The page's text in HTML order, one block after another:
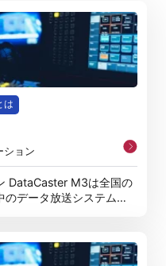
は
ション
DataCaster M3は全国の
データ放送システムと